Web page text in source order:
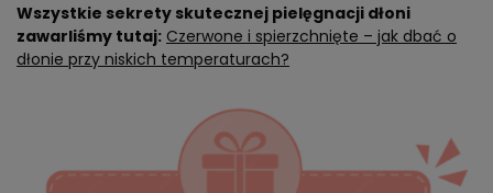
Wszystkie sekrety skutecznej pielęgnacji dłoni
zawarliśmy tutaj: Czerwone i spierzchnięte – jak dbać o
dłonie przy niskich temperaturach?